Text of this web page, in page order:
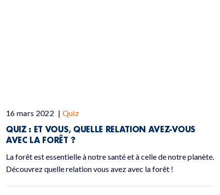
16 mars 2022 | Quiz
QUIZ : ET VOUS, QUELLE RELATION AVEZ-VOUS
AVEC LA FORÊT ?
La forêt est essentielle à notre santé et à celle de notre planète.
Découvrez quelle relation vous avez avec la forêt !